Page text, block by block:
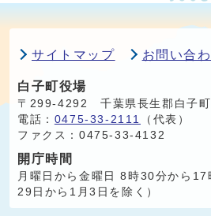
サイトマップ お問い合
白子町役場
〒299-4292 千葉県長生郡白子
電話： 0475-33-2111
（代表）
ファクス：0475-33-4132
開庁時間
月曜日から金曜日 8時30分から17
29日から1月3日を除く）